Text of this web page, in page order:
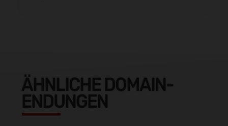
ÄHNLICHE DOMAIN-
ENDUNGEN